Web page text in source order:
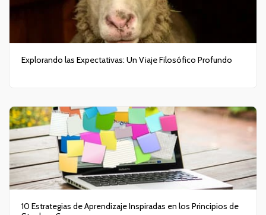
Explorando las Expectativas: Un Viaje Filosófico Profundo
10 Estrategias de Aprendizaje Inspiradas en los Principios de